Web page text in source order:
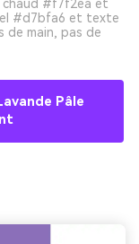
chaud #f7f2ea et
#d7bfa6 et texte
de main, pas de
Pâle